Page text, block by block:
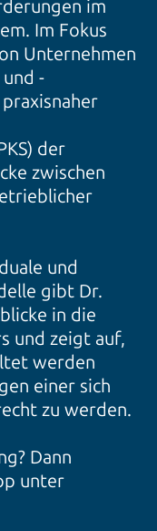
im
Im Fokus
Unternehmen
-
der
zwischen
und
gibt Dr.
in die
und zeigt auf,
werden
einer sich
zu werden.
Dann
unter